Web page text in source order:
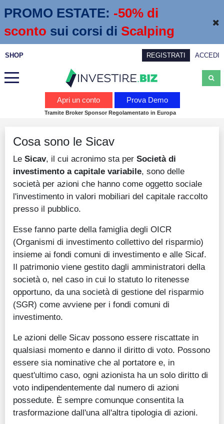
PROMO ESTATE: -50% di
sconto sui corsi di Scalping
SHOP REGISTRATI ACCEDI
Calendario economico
Webinar
Servizi
Trading
Guide
Quotazioni
Conto IG
Guru Monitor
Stagionalità
Altro
Apri un conto Prova Demo
Tramite Broker Sponsor Regolamentato in Europa
Cosa sono le Sicav
Le Sicav, il cui acronimo sta per Società di
investimento a capitale variabile, sono delle
società per azioni che hanno come oggetto sociale
l'investimento in valori mobiliari del capitale raccolto
presso il pubblico.
Esse fanno parte della famiglia degli OICR
(Organismi di investimento collettivo del risparmio)
insieme ai fondi comuni di investimento e alle Sicaf.
Il patrimonio viene gestito dagli amministratori della
società o, nel caso in cui lo statuto lo ritenesse
opportuno, da una società di gestione del risparmio
(SGR) come avviene per i fondi comuni di
investimento.
Le azioni delle Sicav possono essere riscattate in
qualsiasi momento e danno il diritto di voto. Possono
essere sia nominative che al portatore e, in
quest'ultimo caso, ogni azionista ha un solo diritto di
voto indipendentemente dal numero di azioni
possedute. È sempre comunque consentita la
trasformazione dall'una all'altra tipologia di azioni.